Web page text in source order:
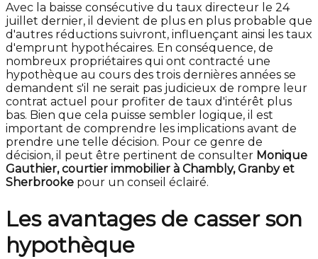
Avec la baisse consécutive du taux directeur le 24
juillet dernier, il devient de plus en plus probable que
d'autres réductions suivront, influençant ainsi les taux
d'emprunt hypothécaires. En conséquence, de
nombreux propriétaires qui ont contracté une
hypothèque au cours des trois dernières années se
demandent s'il ne serait pas judicieux de rompre leur
contrat actuel pour profiter de taux d'intérêt plus
bas. Bien que cela puisse sembler logique, il est
important de comprendre les implications avant de
prendre une telle décision. Pour ce genre de
décision, il peut être pertinent de consulter Monique
Gauthier, courtier immobilier à Chambly, Granby et
Sherbrooke pour un conseil éclairé.
Les avantages de casser son
hypothèque